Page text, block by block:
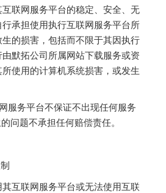
联网服务平台的稳定、安全、无
承担使用执行互联网服务平台所
的损害，包括而不限于其因执行
默拓公司所属网站下载服务或资
使用的计算机系统损害，或发生
服务平台不保证不出现任何服务
问题不承担任何赔偿责任。
互联网服务平台或无法使用互联